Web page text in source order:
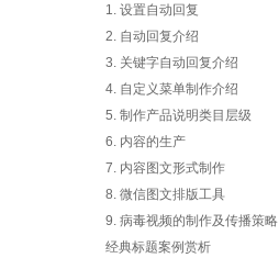
1. 设置自动回复
2. 自动回复介绍
3. 关键字自动回复介绍
4. 自定义菜单制作介绍
5. 制作产品说明类目层级
6. 内容的生产
7. 内容图文形式制作
8. 微信图文排版工具
9. 病毒视频的制作及传播策略
经典标题案例赏析